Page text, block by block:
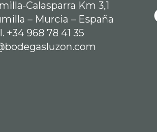
Calasparra Km 3,1
– Murcia – España
+34 968 78 41 35